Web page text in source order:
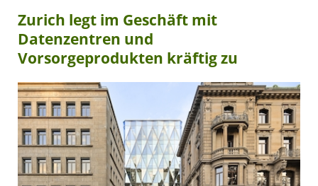
Zurich legt im Geschäft mit
Datenzentren und
Vorsorgeprodukten kräftig zu